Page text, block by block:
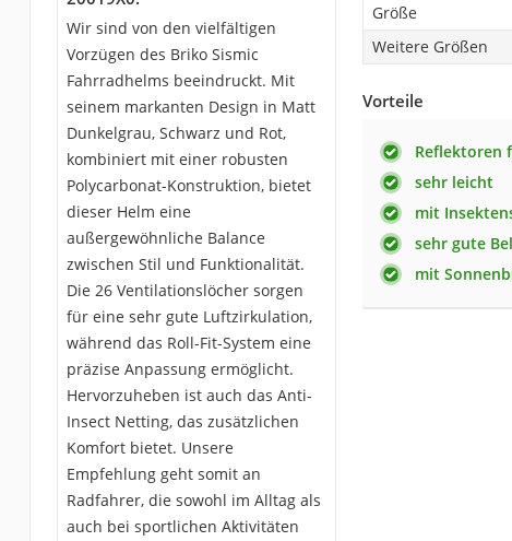
Wir sind von den vielfältigen
Vorzügen des Briko Sismic
Fahrradhelms beeindruckt. Mit
seinem markanten Design in Matt
Dunkelgrau, Schwarz und Rot,
kombiniert mit einer robusten
Polycarbonat-Konstruktion, bietet
dieser Helm eine
außergewöhnliche Balance
zwischen Stil und Funktionalität.
Die 26 Ventilationslöcher sorgen
für eine sehr gute Luftzirkulation,
während das Roll-Fit-System eine
präzise Anpassung ermöglicht.
Hervorzuheben ist auch das Anti-
Insect Netting, das zusätzlichen
Komfort bietet. Unsere
Empfehlung geht somit an
Radfahrer, die sowohl im Alltag als
auch bei sportlichen Aktivitäten
Größe
Weitere Größen
Vorteile
Reflektoren
sehr leicht
mit
sehr gute
mit